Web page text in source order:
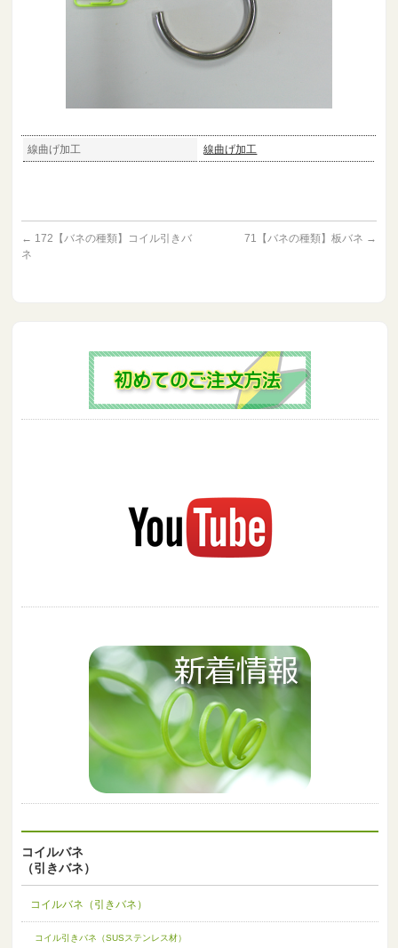
線曲げ加工 線曲げ加工
← 172【バネの種類】コイル引きバ
ネ
71【バネの種類】板バネ →
コイルバネ
（引きバネ）
コイルバネ（引きバネ）
コイル引きバネ（SUSステンレス材）